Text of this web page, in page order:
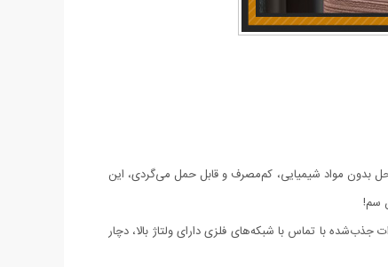
مواد شیمیایی، کم‌مصرف و قابل حمل می‌گردی، این
با تماس با شبکه‌های فلزی دارای ولتاژ بالا، دچار